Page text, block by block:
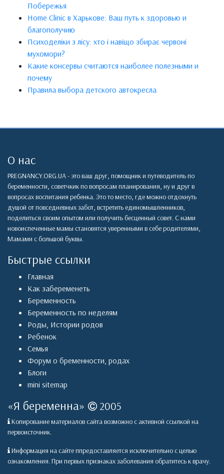
Побережья
Home Clinic в Харькове: Ваш путь к здоровью и
благополучию
Психоделіки з лісу: хто і навіщо збирає червоні
мухомори?
Какие консервы считаются наиболее полезными и
почему
Правила выбора детского автокресла
О нас
PREGNANCY.ORG.UA - это ваш друг, помощник и путеводитель по
беременности, советчкик по вопросам планирования, ну и друг в
вопросах воспитания ребенка. Это то место, где можно отдохнуть
душой от повседневных забот, встретить единомышленников,
поделиться своим опытом или получить бесценный совет. С нами
новоиспеченные мамы становятся уверенными в себе родителями,
Мамами с большой буквы.
Быстрые ссылки
Главная
Как забеременеть
Беременность
Беременность по неделям
Роды, Истории родов
Ребенок
Семья
Форум о бременности, родах
Блоги
mini sitemap
«Я беременна» 2005
Копирование материалов сайта возможно с активной ссылкой на
первоисточник.
Информация на сайте ппредоставляется исключительно с целью
ознакомления. При первых признаках заболевания обратитесь к врачу.